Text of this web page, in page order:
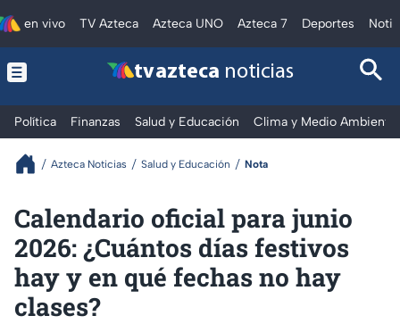
en vivo TV Azteca Azteca UNO Azteca 7 Deportes
tv azteca noticias
Política Finanzas Salud y Educación Clima y Medio Ambiente
Azteca Noticias Salud y Educación Nota
Calendario oficial para junio
2026: ¿Cuántos días festivos
hay y en qué fechas no hay
clases?